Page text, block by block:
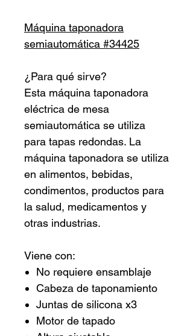
Máquina taponadora
semiautomática #34425
¿Para qué sirve?
Esta máquina taponadora
eléctrica de mesa
semiautomática se utiliza
para tapas redondas. La
máquina taponadora se utiliza
en alimentos, bebidas,
condimentos, productos para
la salud, medicamentos y
otras industrias.
Viene con:
No requiere ensamblaje
Cabeza de taponamiento
Juntas de silicona x3
Motor de tapado